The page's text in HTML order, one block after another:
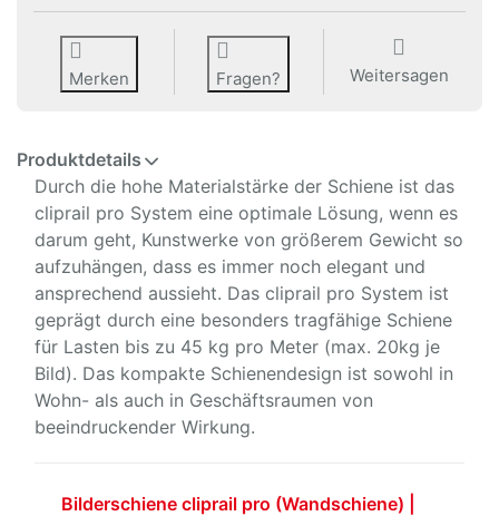
Merken Fragen? Weitersagen
Produktdetails
Durch die hohe Materialstärke der Schiene ist das
cliprail pro System eine optimale Lösung, wenn es
darum geht, Kunstwerke von größerem Gewicht so
aufzuhängen, dass es immer noch elegant und
ansprechend aussieht. Das cliprail pro System ist
geprägt durch eine besonders tragfähige Schiene
für Lasten bis zu 45 kg pro Meter (max. 20kg je
Bild). Das kompakte Schienendesign ist sowohl in
Wohn- als auch in Geschäftsraumen von
beeindruckender Wirkung.
Bilderschiene cliprail pro (Wandschiene) |